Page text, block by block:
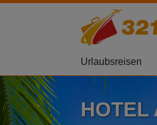
Urlaubsreisen
HOTEL